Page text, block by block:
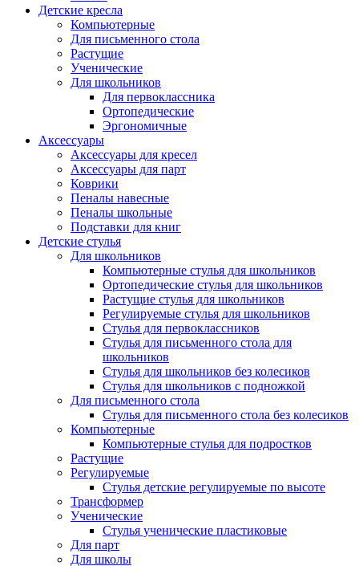
Детские кресла
Компьютерные
Для письменного стола
Растущие
Ученические
Для школьников
Для первоклассника
Ортопедические
Эргономичные
Аксессуары
Аксессуары для кресел
Аксессуары для парт
Коврики
Пеналы навесные
Пеналы школьные
Подставки для книг
Детские стулья
Для школьников
Компьютерные стулья для школьников
Ортопедические стулья для школьников
Растущие стулья для школьников
Регулируемые стулья для школьников
Стулья для первоклассников
Стулья для письменного стола для
школьников
Стулья для школьников без колесиков
Стулья для школьников с подножкой
Для письменного стола
Стулья для письменного стола без колесиков
Компьютерные
Компьютерные стулья для подростков
Растущие
Регулируемые
Стулья детские регулируемые по высоте
Трансформер
Ученические
Стулья ученические пластиковые
Для парт
Для школы